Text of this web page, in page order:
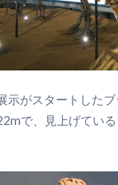
示がスタートした
で、見上げてい